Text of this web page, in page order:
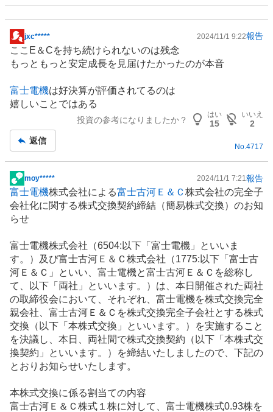
掲
示
板
事
jxc***** 2024/11/1 9:22報告
ここE＆Cを持ち続けられないのは残念
もっともっと安定成長を見届けたかったのが本音
富士電機は好決算が評価されてるのは
嬉しいことではある
投資の参考になりましたか？
はい
15
いいえ
2
返信
No.4717
掲
示
板
記
moy***** 2024/11/1 7:21報告
富士電機株式会社による富士古河Ｅ＆Ｃ 株式会社の完全子
会社化に関する株式交換契約締結（簡易株式交換）のお知
らせ
富士電機株式会社（6504:以下「富士電機」といいま
す。）及び富士古河Ｅ＆Ｃ株式会社（1775:以下「富士古
河Ｅ＆Ｃ」といい、富士電機と富士古河Ｅ＆Ｃを総称し
て、以下「両社」といいます。）は、本日開催された両社
の取締役会において、それぞれ、富士電機を株式交換完全
親会社、富士古河Ｅ＆Ｃを株式交換完全子会社とする株式
交換（以下「本株式交換」といいます。）を実施すること
を決議し、本日、両社間で株式交換契約（以下「本株式交
換契約」といいます。）を締結いたしましたので、下記の
とおりお知らせいたします。
本株式交換に係る割当ての内容
富士古河Ｅ＆Ｃ株式１株に対して、富士電機株式0.93株を